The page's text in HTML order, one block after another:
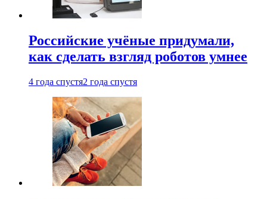
Российские учёные придумали,
как сделать взгляд роботов умнее
4 года спустя2 года спустя